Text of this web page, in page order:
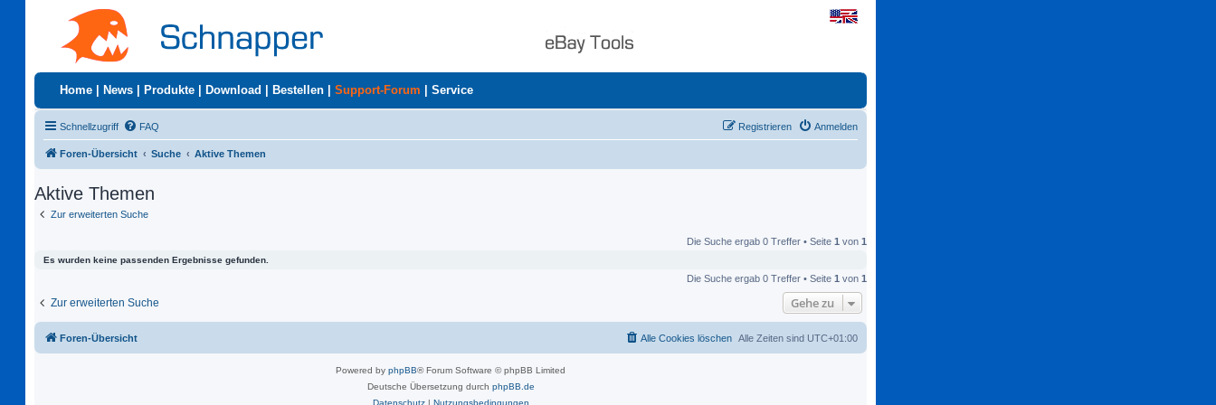
Home News Produkte Download Bestellen Support-Forum Service
Schnellzugriff FAQ Anmelden
Registrieren
Foren-Übersicht Suche Aktive Themen
Aktive Themen
Zur erweiterten Suche
Die Suche ergab 0 Treffer • Seite 1 von 1
Es wurden keine passenden Ergebnisse gefunden.
Die Suche ergab 0 Treffer • Seite 1 von 1
Zur erweiterten Suche Gehe zu
Foren-Übersicht Alle Zeiten sind UTC+01:00
Alle Cookies löschen
Powered by phpBB® Forum Software © phpBB Limited
Deutsche Übersetzung durch phpBB.de
Datenschutz| Nutzungsbedingungen